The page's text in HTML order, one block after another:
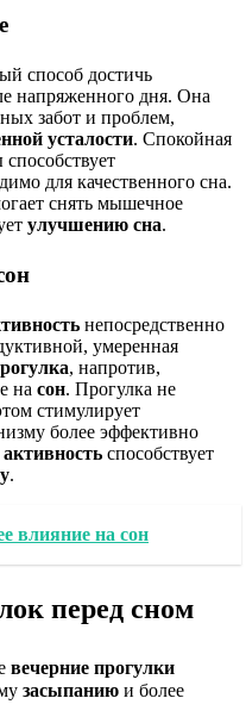
способ достичь
напряженного дня. Она
забот и проблем,
усталости. Спокойная
для качественного сна.
снять мышечное
улучшению сна.
непосредственно
умеренная
, напротив,
на сон. Прогулка не
стимулирует
более эффективно
способствует
.
влияние на сон
перед сном
вечерние прогулки
засыпанию и более